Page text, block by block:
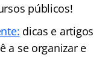
públicos!
dicas e artigos
a se organizar e